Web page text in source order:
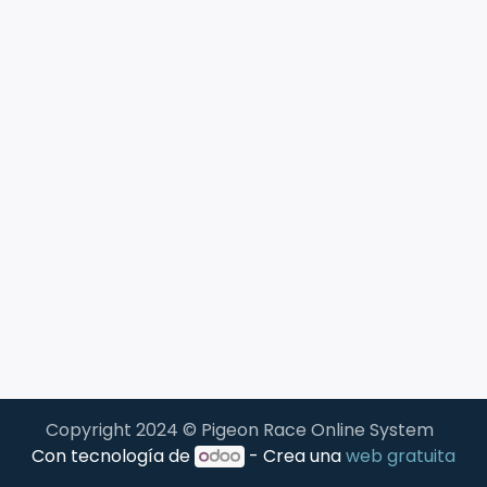
Copyright 2024 © Pigeon Race Online System
Con tecnología de
- Crea unaweb gratuita